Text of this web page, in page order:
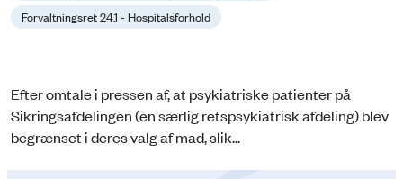
Forvaltningsret 24.1 - Hospitalsforhold
Efter omtale i pressen af, at psykiatriske patienter på
Sikringsafdelingen (en særlig retspsykiatrisk afdeling) blev
begrænset i deres valg af mad, slik...